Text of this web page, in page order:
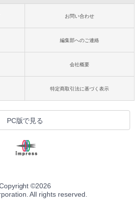
お問い合わせ
編集部へのご連絡
会社概要
特定商取引法に基づく表示
PC版で見る
©2026
All rights reserved.